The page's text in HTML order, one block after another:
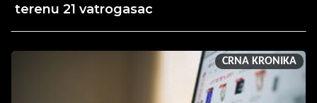
terenu 21 vatrogasac
CRNA KRONIKA